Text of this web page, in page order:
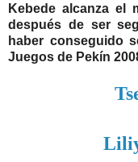
Kebede alcanza el
después de ser
haber conseguido
Juegos de Pekín